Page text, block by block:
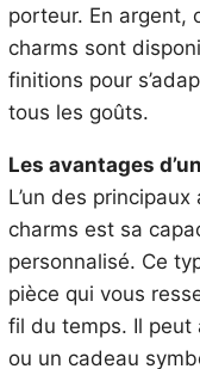
porteur. En argent,
charms sont
finitions pour
tous les goûts.
Les avantages
L’un des
charms est sa
personnalisé. Ce
pièce qui vous
fil du temps. Il peut
ou un cadeau